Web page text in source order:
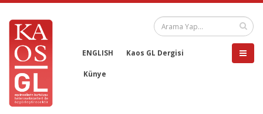
ENGLISH Kaos GL Dergisi
Künye